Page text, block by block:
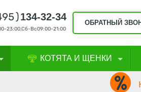
134-32-34
23:00,Сб-Вс09:00-21:00
ОБРАТНЫЙ
КОТЯТА И ЩЕНКИ